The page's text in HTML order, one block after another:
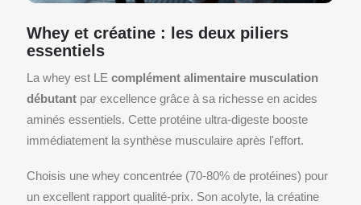
Whey et créatine : les deux piliers
essentiels
La whey est LE complément alimentaire musculation
débutant par excellence grâce à sa richesse en acides
aminés essentiels. Cette protéine ultra-digeste booste
immédiatement la synthèse musculaire après l'effort.
Choisis une whey concentrée (70-80% de protéines) pour
un excellent rapport qualité-prix. Son acolyte, la créatine